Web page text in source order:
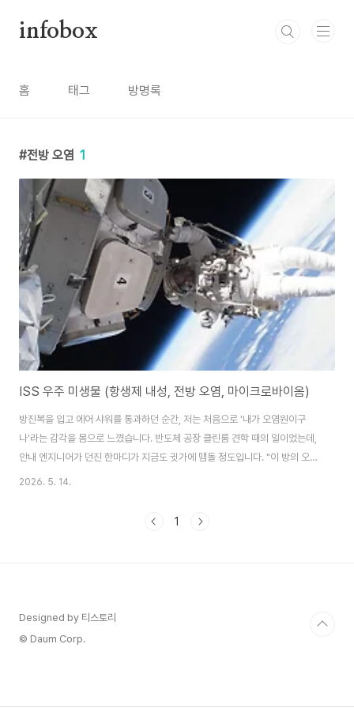
infobox
홈 태그 방명록
전방 오염 1
ISS 우주 미생물 (항생제 내성, 전방 오염, 마이크로바이옴)
방진복을 입고 에어 샤워를 통과하던 순간, 저는 처음으로 '내가 오염원이구
나'라는 감각을 몸으로 느꼈습니다. 반도체 공장 클린룸 견학 때의 일이었는데,
안내 엔지니어가 던진 한마디가 지금도 귓가에 맴돌 정도입니다. "이 방의 오염
90% 이상은 인간에서 나옵니다. 우리는 걸어 다니는 미생물 배양기입니다."
우연이 아니었습니다.항생제 내성이 우주에서 강해진다면ISS에서 이루어진
2026. 5. 14.
1
Designed by 티스토리
© Daum Corp.